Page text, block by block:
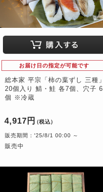
お届け日の指定が可能です
総本家 平宗「柿の葉ずし 三種」
20個入り 鯖・鮭 各7個、穴子 6
個 ※冷蔵
4,917円 （税込）
販売期間：'25/8/1 00:00 ～
販売中